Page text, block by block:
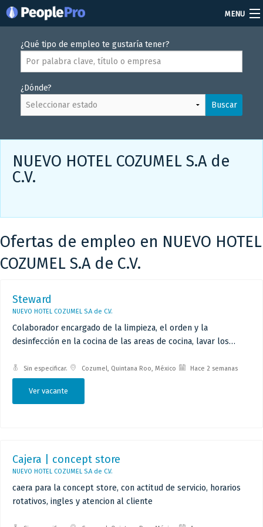
MENU
Soy reclutador
Precios
Vacantes
Iniciar sesión
¿Qué tipo de empleo te gustaría tener?
¿Dónde?
Buscar
NUEVO HOTEL COZUMEL S.A de
C.V.
Ofertas de empleo en NUEVO HOTEL
COZUMEL S.A de C.V.
Steward
NUEVO HOTEL COZUMEL S.A de C.V.
Colaborador encargado de la limpieza, el orden y la
desinfección en la cocina de las areas de cocina, lavar los
basura.
Sin especificar. Cozumel, Quintana Roo, México Hace 2 semanas
Ver vacante
Cajera | concept store
NUEVO HOTEL COZUMEL S.A de C.V.
caera para la concept store, con actitud de servicio, horarios
rotativos, ingles y atencion al cliente